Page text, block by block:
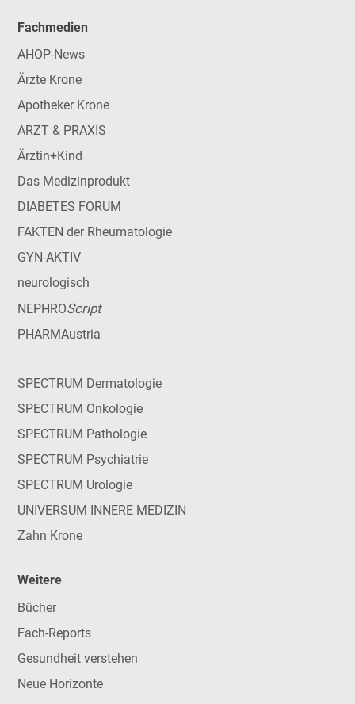
Fachmedien
AHOP-News
Ärzte Krone
Apotheker Krone
ARZT & PRAXIS
Ärztin+Kind
Das Medizinprodukt
DIABETES FORUM
FAKTEN der Rheumatologie
GYN-AKTIV
neurologisch
NEPHROScript
PHARMAustria
SPECTRUM Dermatologie
SPECTRUM Onkologie
SPECTRUM Pathologie
SPECTRUM Psychiatrie
SPECTRUM Urologie
UNIVERSUM INNERE MEDIZIN
Zahn Krone
Weitere
Bücher
Fach-Reports
Gesundheit verstehen
Neue Horizonte